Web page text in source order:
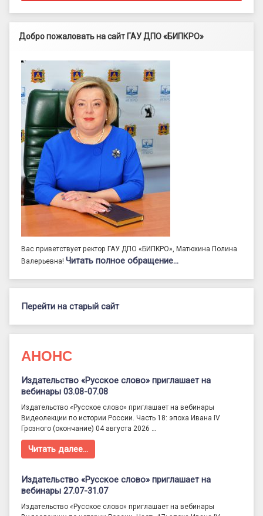
Добро пожаловать на сайт ГАУ ДПО «БИПКРО»
Вас приветствует ректор ГАУ ДПО «БИПКРО», Матюхина Полина
Валерьевна! Читать полное обращение…
Перейти на старый сайт
АНОНС
Издательство «Русское слово» приглашает на
вебинары 03.08-07.08
Издательство «Русское слово» приглашает на вебинары
Видеолекции по истории России. Часть 18: эпоха Ивана IV
Грозного (окончание) 04 августа 2026 …
Читать далее…
Издательство «Русское слово» приглашает на
вебинары 27.07-31.07
Издательство «Русское слово» приглашает на вебинары